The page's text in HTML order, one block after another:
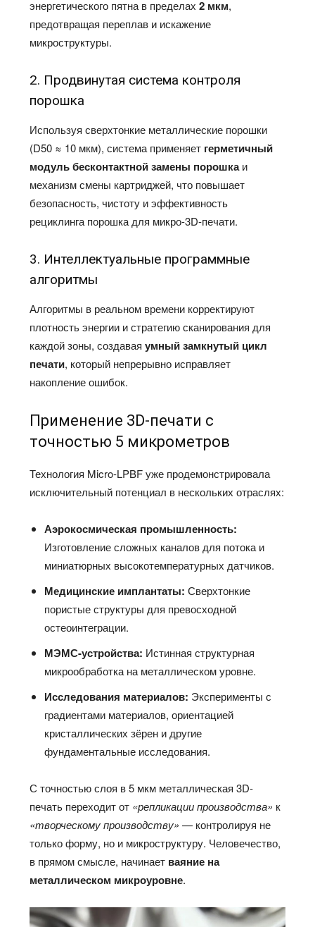
энергетического пятна в пределах2 мкм,
предотвращая переплав и искажение
микроструктуры.
2. Продвинутая система контроля
порошка
Используя сверхтонкие металлические порошки
(D50 ≈ 10 мкм), система применяет герметичный
модуль бесконтактной замены порошкаи
механизм смены картриджей, что повышает
безопасность, чистоту и эффективность
рециклинга порошка для микро-3D-печати.
3. Интеллектуальные программные
алгоритмы
Алгоритмы в реальном времени корректируют
плотность энергии и стратегию сканирования для
каждой зоны, создаваяумный замкнутый цикл
печати, который непрерывно исправляет
накопление ошибок.
Применение 3D-печати с
точностью 5 микрометров
Технология Micro-LPBF уже продемонстрировала
исключительный потенциал в нескольких отраслях:
Аэрокосмическая промышленность:
Изготовление сложных каналов для потока и
миниатюрных высокотемпературных датчиков.
Медицинские имплантаты: Сверхтонкие
пористые структуры для превосходной
остеоинтеграции.
МЭМС-устройства: Истинная структурная
микрообработка на металлическом уровне.
Исследования материалов: Эксперименты с
градиентами материалов, ориентацией
кристаллических зёрен и другие
фундаментальные исследования.
С точностью слоя в 5 мкм металлическая 3D-
печать переходит от «репликации производства» к
«творческому производству» — контролируя не
только форму, но и микроструктуру. Человечество,
в прямом смысле, начинает ваяние на
металлическом микроуровне.